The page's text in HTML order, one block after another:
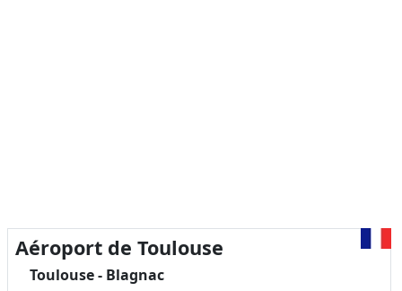
Aéroport de Toulouse
Toulouse - Blagnac